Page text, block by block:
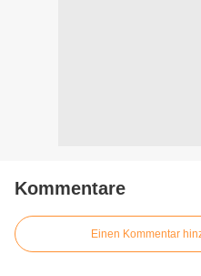
Kommentare
Einen Kommentar